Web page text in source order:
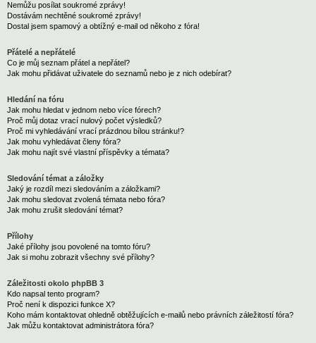
Nemůžu posílat soukromé zprávy!
Dostávám nechtěné soukromé zprávy!
Dostal jsem spamový a obtížný e-mail od někoho z fóra!
Přátelé a nepřátelé
Co je můj seznam přátel a nepřátel?
Jak mohu přidávat uživatele do seznamů nebo je z nich odebírat?
Hledání na fóru
Jak mohu hledat v jednom nebo více fórech?
Proč můj dotaz vrací nulový počet výsledků?
Proč mi vyhledávání vrací prázdnou bílou stránku!?
Jak mohu vyhledávat členy fóra?
Jak mohu najít své vlastní příspěvky a témata?
Sledování témat a záložky
Jaký je rozdíl mezi sledováním a záložkami?
Jak mohu sledovat zvolená témata nebo fóra?
Jak mohu zrušit sledování témat?
Přílohy
Jaké přílohy jsou povolené na tomto fóru?
Jak si mohu zobrazit všechny své přílohy?
Záležitosti okolo phpBB 3
Kdo napsal tento program?
Proč není k dispozici funkce X?
Koho mám kontaktovat ohledně obtěžujících e-mailů nebo právních záležitostí fóra?
Jak můžu kontaktovat administrátora fóra?